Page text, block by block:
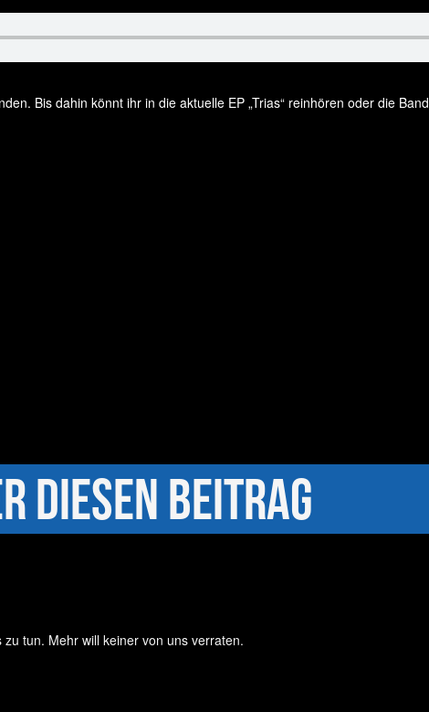
Bis dahin könnt ihr in die aktuelle EP „Trias“ reinhören oder die Band
diesen Beitrag
tun. Mehr will keiner von uns verraten.